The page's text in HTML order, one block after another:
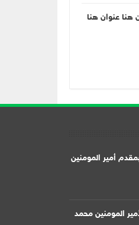
هنا عنوان هنا
أمير المومنين
المومنين محمد